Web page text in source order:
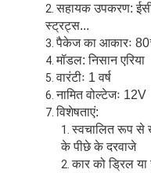
सहायक उपकरण:
स्ट्रट्स...
पैकेज का आकारः
मॉडल: निसान एरिया
वारंटीः 1 वर्ष
नामित वोल्टेजः 12V
विशेषताएं:
स्वचालित रूप से
के पीछे के दरवाजे
कार को ड्रिल